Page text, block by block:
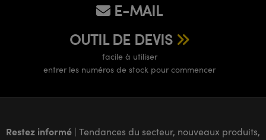
E-MAIL
OUTIL DE DEVIS
facile à utiliser
entrer les numéros de stock pour commencer
Restez informé | Tendances du secteur, nouveaux produits,